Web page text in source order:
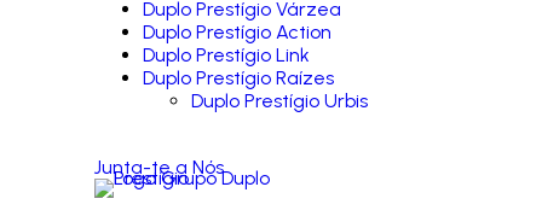
Duplo Prestígio Várzea
Duplo Prestígio Action
Duplo Prestígio Link
Duplo Prestígio Raízes
Duplo Prestígio Urbis
Junta-te a Nós